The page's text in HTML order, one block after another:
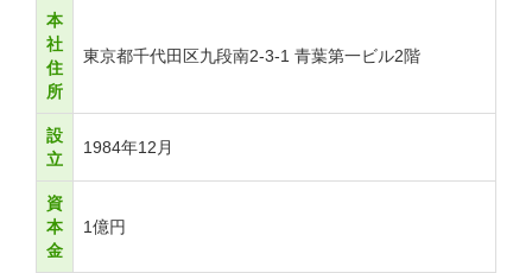
本
社
住
所
東京都千代田区九段南2-3-1 青葉第一ビル2階
設
立
1984年12月
資
本
金
1億円